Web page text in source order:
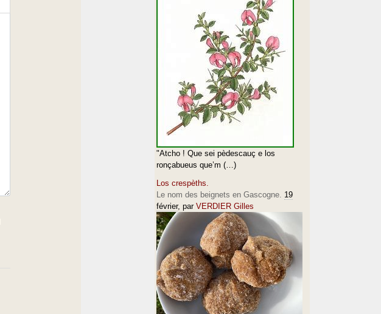
"Atcho ! Que sei pèdescauç e los
ronçabueus que’m (…)
Los crespèths.
Le nom des beignets en Gascogne. 19
février, par VERDIER Gilles